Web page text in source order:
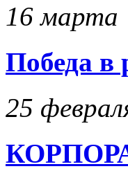
16 марта
Победа в
25